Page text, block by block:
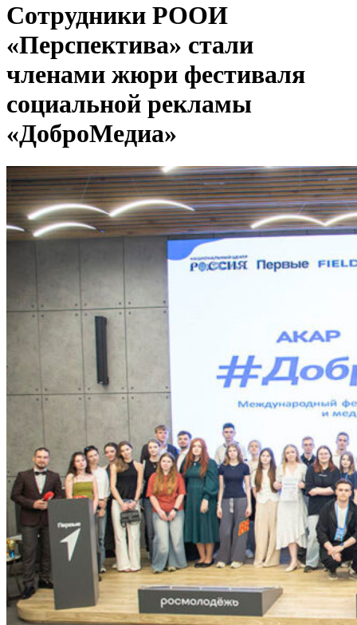
Сотрудники РООИ
«Перспектива» стали
членами жюри фестиваля
социальной рекламы
«ДоброМедиа»